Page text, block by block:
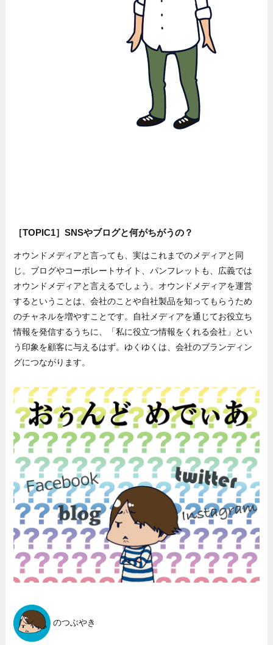
［TOPIC1］SNSやブログと何がちがうの？
オウンドメディアと言っても、実はこれまでのメディアと同
じ。ブログやコーポレートサイト、パンフレットも、広義では
オウンドメディアと言えるでしょう。オウンドメディアを運営
するということは、会社のことや自社製品を知ってもらうため
のチャネルを増やすことです。自社メディアを通じてお役立ち
情報を発信するうちに、「私に役立つ情報をくれる会社」とい
う印象を顧客に与えるはず。ゆくゆくは、会社のブランディン
グにつながります。
のつぶやき